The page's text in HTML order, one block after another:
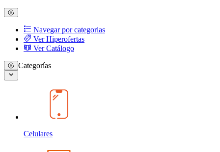
Navegar por categorias
Ver Hiperofertas
Ver Catálogo
Categorías
Celulares